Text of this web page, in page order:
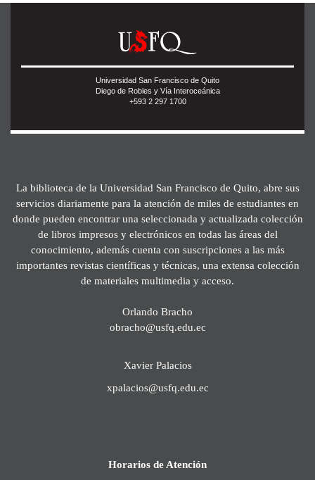
Universidad San Francisco de Quito
Diego de Robles y Vía Interoceánica
+593 2 297 1700
La biblioteca de la Universidad San Francisco de Quito, abre sus
servicios diariamente para la atención de miles de estudiantes en
donde pueden encontrar una seleccionada y actualizada colección
de libros impresos y electrónicos en todas las áreas del
conocimiento, además cuenta con suscripciones a las más
importantes revistas científicas y técnicas, una extensa colección
de materiales multimedia y acceso.
Orlando Bracho
obracho@usfq.edu.ec
Xavier Palacios
xpalacios@usfq.edu.ec
Horarios de Atención